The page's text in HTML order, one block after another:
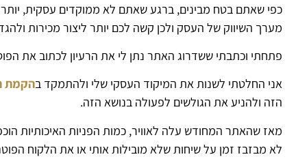
כפי שאתם בטח מבינים, ברגע שאתם לא ממוקדים עסקית,
מערך השיווק של העסק ולכן קשה לכם יותר ליצור מכירות
פתחתי וכתבתי ששדרוג האתר נתן לי את הרעיון לכתוב את
אני החלטתי לשנות את המיקוד העסקי שלי ולהתמקד בהקמת
הזה ולהניע את הגולשים לפעולה בנושא הזה.
מאז שהאתר המחודש עלה לאוויר, כמות הפניות האיכותיות
לא מבזבז זמן על שיחות שלא מובילות אותי או את הלקוח